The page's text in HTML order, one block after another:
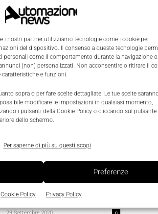
i nostri partner utilizziamo tecnologie come i cookie per
del dispositivo. Il consenso a queste tecnologie
personali come il comportamento durante la navigazione
(non) personalizzati. Non acconsentire o ritirare il
e funzioni.
sopra o per fare scelte dettagliate. Le tue scelte
modificare le impostazioni in qualsiasi momento,
i pulsanti della Cookie Policy o cliccando sul pulsante
dello schermo.
Per saperne di più su questi scopi
Preferenze
Cookie Policy Privacy Policy
dal Mise, 750 milioni
finanziamenti e
27 Gennaio 2022 0
e Sostenibilità
per le imprese
- 29 Settembre 2020